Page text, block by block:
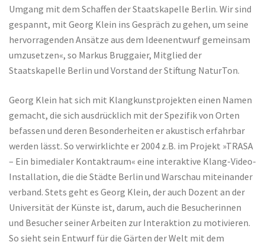
Umgang mit dem Schaffen der Staatskapelle Berlin. Wir sind
gespannt, mit Georg Klein ins Gespräch zu gehen, um seine
hervorragenden Ansätze aus dem Ideenentwurf gemeinsam
umzusetzen«, so Markus Bruggaier, Mitglied der
Staatskapelle Berlin und Vorstand der Stiftung NaturTon.
Georg Klein hat sich mit Klangkunstprojekten einen Namen
gemacht, die sich ausdrücklich mit der Spezifik von Orten
befassen und deren Besonderheiten er akustisch erfahrbar
werden lässt. So verwirklichte er 2004 z.B. im Projekt »TRASA
– Ein bimedialer Kontaktraum« eine interaktive Klang-Video-
Installation, die die Städte Berlin und Warschau miteinander
verband. Stets geht es Georg Klein, der auch Dozent an der
Universität der Künste ist, darum, auch die Besucherinnen
und Besucher seiner Arbeiten zur Interaktion zu motivieren.
So sieht sein Entwurf für die Gärten der Welt mit dem